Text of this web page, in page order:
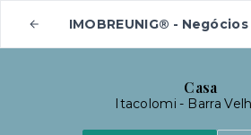
IMOBREUNIG® -
Casa
Itacolomi - Barra